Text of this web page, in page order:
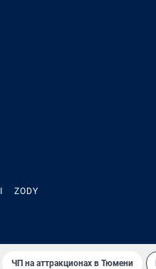
ZODY
ЧП на аттракционах в Тюмени